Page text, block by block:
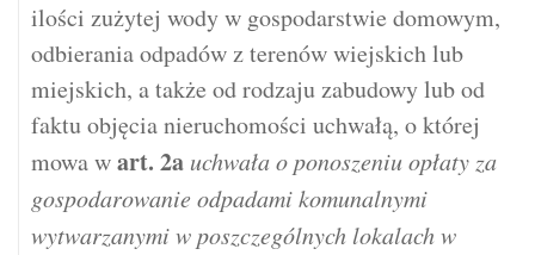
ilości zużytej wody w gospodarstwie domowym,
odbierania odpadów z terenów wiejskich lub
miejskich, a także od rodzaju zabudowy lub od
faktu objęcia nieruchomości uchwałą, o której
mowa wart. 2a uchwała o ponoszeniu opłaty za
gospodarowanie odpadami komunalnymi
wytwarzanymi w poszczególnych lokalach w